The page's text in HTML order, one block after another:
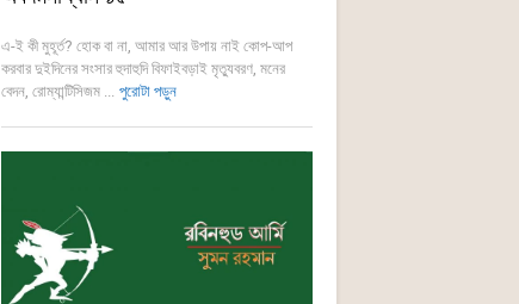
এ-ই কী মুহূর্ত? হোক বা না, আমার আর উপায় নাই কোপ-আপ
করবার দুইদিনের সংসার হুদাহুদি বিফাইবড়াই মৃত্যুবরণ, মনের
বেদন, রোম্যান্টিসিজম ... পুরোটা পড়ুন